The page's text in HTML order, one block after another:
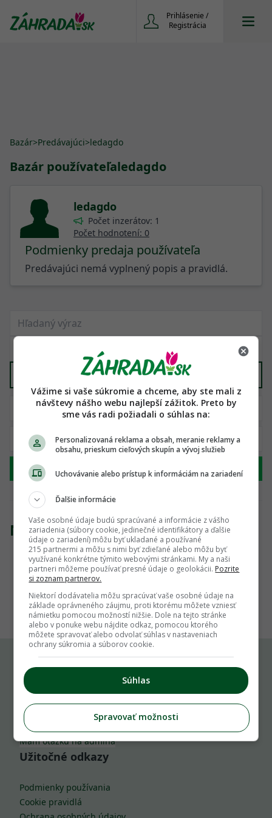
Prihlásenie /
Registrácia
Bazár>Predávajúci>ledagdo
Bazár používateľaledagdo
ledagdo
Počet inzerátov: 1
Počet hodnotení: 0
Podmienky predaja používateľa
Predávajúci nemá vyplnený popis a pravidlá.
Pozemky, záhrady
Hľadať
Nenašli sme žiadny produkt
1
Komu môžeš napísať
info@zahrada.sk
Nahlás chybu
Mám otázku na admina
Užitočné odkazy
Podmienky používania
Cookie pravidlá
Vážime si vaše súkromie a chceme, aby ste mali z
návštevy nášho webu najlepší zážitok. Preto by
sme vás radi požiadali o súhlas na:
Personalizovaná reklama a obsah, meranie reklamy a
obsahu, prieskum cieľových skupín a vývoj služieb
Uchovávanie alebo prístup k informáciám na zariadení
Ďalšie informácie
Vaše osobné údaje budú spracúvané a informácie z vášho
zariadenia (súbory cookie, jedinečné identifikátory a ďalšie
údaje o zariadení) môžu byť ukladané a používané
215 partnermi a môžu s nimi byť zdieľané alebo môžu byť
využívané konkrétne týmito webovými stránkami. My a naši
partneri môžeme používať presné údaje o geolokácii. Pozrite
si zoznam partnerov.
Niektorí dodávatelia môžu spracúvať vaše osobné údaje na
základe oprávneného záujmu, proti ktorému môžete vzniesť
námietku pomocou možností nižšie. Dole na tejto stránke
alebo v ponuke webu nájdite odkaz, pomocou ktorého
môžete spravovať alebo odvolať súhlas v nastaveniach
ochrany súkromia a súborov cookie.
Súhlas
Spravovať možnosti